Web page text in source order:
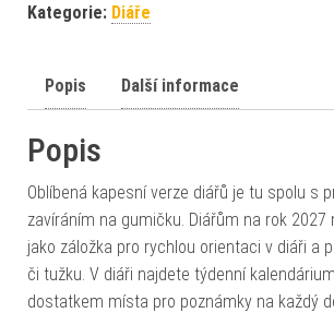
Kategorie: Diáře
Popis Další informace
Popis
Oblíbená kapesní verze diářů je tu spolu s
zavíráním na gumičku. Diářům na rok 2027
jako záložka pro rychlou orientaci v diáři a
či tužku. V diáři najdete týdenní
dostatkem místa pro poznámky na každý